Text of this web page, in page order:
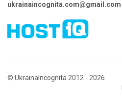
ukrainaincognita.com@gmail.com
© UkrainaIncognita 2012 - 2026